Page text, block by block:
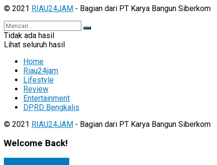
© 2021 RIAU24JAM - Bagian dari PT Karya Bangun Siberkom
Tidak ada hasil
Lihat seluruh hasil
Home
Riau24jam
Lifestyle
Review
Entertainment
DPRD Bengkalis
© 2021 RIAU24JAM - Bagian dari PT Karya Bangun Siberkom
Welcome Back!